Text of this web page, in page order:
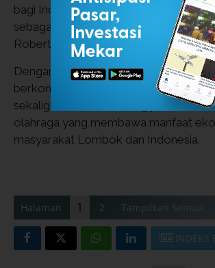
bagi Indonesia karena mampu
sebagai destinasi sport tourismkelas
Roberth dalam keterangannya, Jumat
Dengan kesiapan tersebut, Pertamina
berkomitmen menghadirkan layanan
sekaligus ikut mendorong
olahraga yang membawa manfaat
masyarakat Lombok dan Indonesia.
Halaman 1 2 Tampilkan Semua
INDEKS